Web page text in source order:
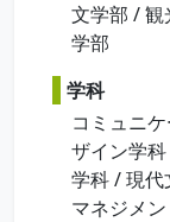
文学部 / 観
学部
学科
コミュニ
ザイン学
学科 / 現
マネジメ